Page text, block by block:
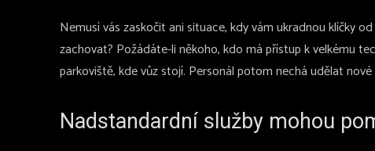
Nemusí vás zaskočit ani situace, kdy vám ukradnou klíčky
zachovat? Požádáte-li někoho, kdo má přístup k velkému
parkoviště, kde vůz stojí. Personál potom nechá udělat
Nadstandardní služby mohou